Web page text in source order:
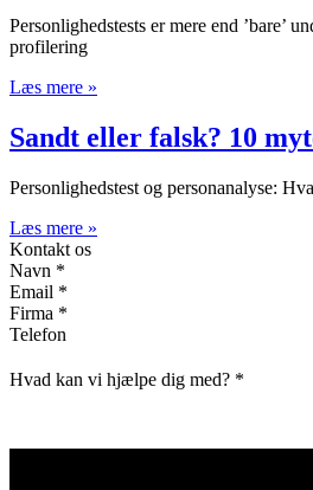
Personlighedstests er mere end ’bare’
profilering
Læs mere »
Sandt eller falsk? 10
Personlighedstest og personanalyse:
Læs mere »
Kontakt os
Navn *
Email *
Firma *
Telefon
Hvad kan vi hjælpe dig med? *